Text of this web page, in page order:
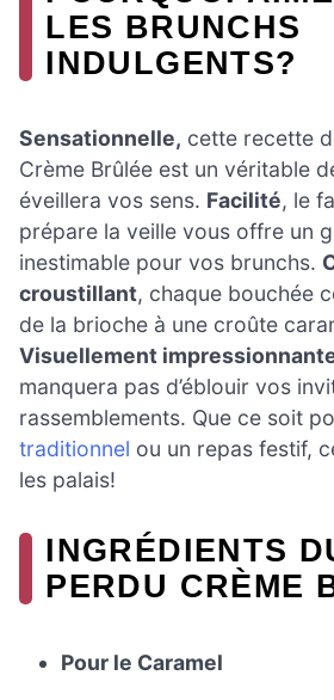
LES BRUNCHS
INDULGENTS?
Sensationnelle, cette recette
Crème Brûlée est un véritable
éveillera vos sens. Facilité, le
prépare la veille vous offre un
inestimable pour vos brunchs.
croustillant, chaque bouchée
de la brioche à une croûte
Visuellement
manquera pas d’éblouir vos
rassemblements. Que ce soit
traditionnel ou un repas festif,
les palais!
INGRÉDIENTS
PERDU CRÈME
Pour le Caramel